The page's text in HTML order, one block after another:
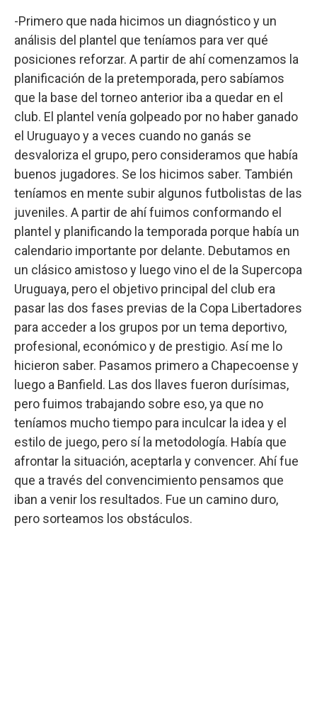
-Primero que nada hicimos un diagnóstico y un
análisis del plantel que teníamos para ver qué
posiciones reforzar. A partir de ahí comenzamos la
planificación de la pretemporada, pero sabíamos
que la base del torneo anterior iba a quedar en el
club. El plantel venía golpeado por no haber ganado
el Uruguayo y a veces cuando no ganás se
desvaloriza el grupo, pero consideramos que había
buenos jugadores. Se los hicimos saber. También
teníamos en mente subir algunos futbolistas de las
juveniles. A partir de ahí fuimos conformando el
plantel y planificando la temporada porque había un
calendario importante por delante. Debutamos en
un clásico amistoso y luego vino el de la Supercopa
Uruguaya, pero el objetivo principal del club era
pasar las dos fases previas de la Copa Libertadores
para acceder a los grupos por un tema deportivo,
profesional, económico y de prestigio. Así me lo
hicieron saber. Pasamos primero a Chapecoense y
luego a Banfield. Las dos llaves fueron durísimas,
pero fuimos trabajando sobre eso, ya que no
teníamos mucho tiempo para inculcar la idea y el
estilo de juego, pero sí la metodología. Había que
afrontar la situación, aceptarla y convencer. Ahí fue
que a través del convencimiento pensamos que
iban a venir los resultados. Fue un camino duro,
pero sorteamos los obstáculos.